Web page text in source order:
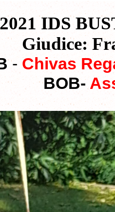
IDS
Giudice:
- Chivas
BOB-